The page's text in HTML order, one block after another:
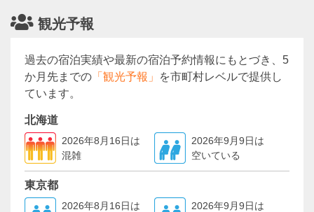
観光予報
過去の宿泊実績や最新の宿泊予約情報にもとづき、5
か月先までの 「観光予報」
を市町村レベルで提供し
ています。
北海道
2026年8月16日は
混雑
2026年9月9日は
空いている
東京都
2026年8月16日は
2026年9月9日は